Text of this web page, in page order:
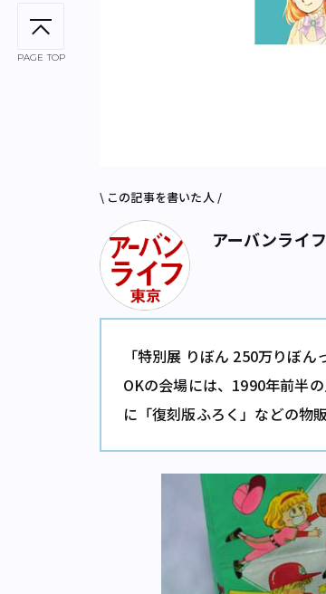
PAGE TOP
\ この記事を書いた人 /
アーバンライ
「特別展 りぼん 250万りぼ
OKの会場には、1990年前半
に「復刻版ふろく」などの物